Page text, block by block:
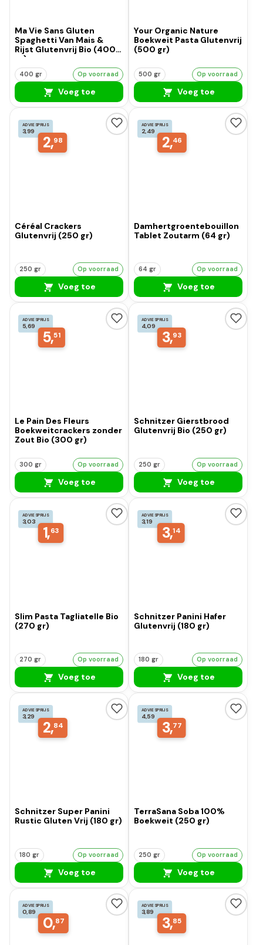
Ma Vie Sans Gluten
Spaghetti Van Mais &
Rijst Glutenvrij Bio (400
gr)
400 gr Op voorraad
Voeg toe
Your Organic Nature
Boekweit Pasta Glutenvrij
(500 gr)
500 gr Op voorraad
Voeg toe
ADVIESPRIJS
3,99
2,98
Céréal Crackers
Glutenvrij (250 gr)
250 gr Op voorraad
Voeg toe
ADVIESPRIJS
2,49
2,46
Damhertgroentebouillon
Tablet Zoutarm (64 gr)
64 gr Op voorraad
Voeg toe
ADVIESPRIJS
5,69
5,51
Le Pain Des Fleurs
Boekweitcrackers zonder
Zout Bio (300 gr)
300 gr Op voorraad
Voeg toe
ADVIESPRIJS
4,09
3,93
Schnitzer Gierstbrood
Glutenvrij Bio (250 gr)
250 gr Op voorraad
Voeg toe
ADVIESPRIJS
3,03
1,63
Slim Pasta Tagliatelle Bio
(270 gr)
270 gr Op voorraad
Voeg toe
ADVIESPRIJS
3,19
3,14
Schnitzer Panini Hafer
Glutenvrij (180 gr)
180 gr Op voorraad
Voeg toe
ADVIESPRIJS
3,29
2,84
Schnitzer Super Panini
Rustic Gluten Vrij (180 gr)
180 gr Op voorraad
Voeg toe
ADVIESPRIJS
4,59
3,77
TerraSana Soba 100%
Boekweit (250 gr)
250 gr Op voorraad
Voeg toe
ADVIESPRIJS
0,89
0,87
ADVIESPRIJS
3,89
3,85